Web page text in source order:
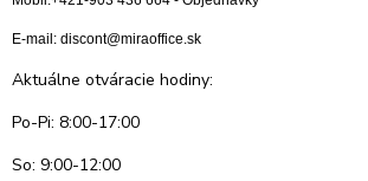
E-mail: discont@miraoffice.sk
Aktuálne otváracie hodiny:
Po-Pi: 8:00-17:00
So: 9:00-12:00